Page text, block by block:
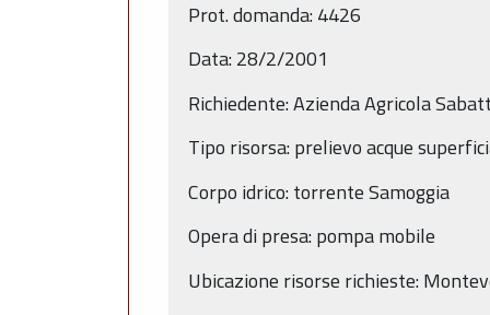
Prot. domanda: 4426
Data: 28/2/2001
Richiedente: Azienda Agricola
Tipo risorsa: prelievo acque
Corpo idrico: torrente Samoggia
Opera di presa: pompa mobile
Ubicazione risorse richieste: